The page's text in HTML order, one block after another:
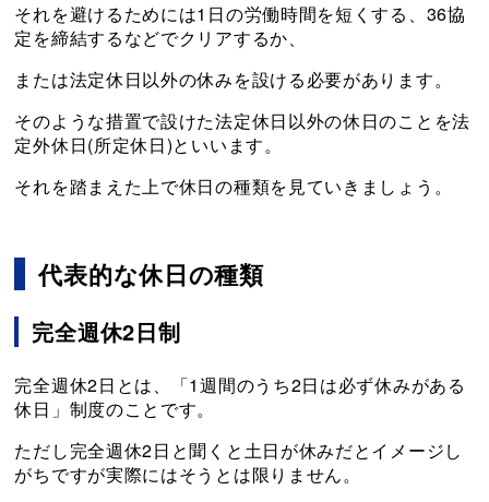
それを避けるためには1日の労働時間を短くする、36協
定を締結するなどでクリアするか、
または法定休日以外の休みを設ける必要があります。
そのような措置で設けた法定休日以外の休日のことを法
定外休日(所定休日)といいます。
それを踏まえた上で休日の種類を見ていきましょう。
代表的な休日の種類
完全週休2日制
完全週休2日とは、「1週間のうち2日は必ず休みがある
休日」制度のことです。
ただし完全週休2日と聞くと土日が休みだとイメージし
がちですが実際にはそうとは限りません。